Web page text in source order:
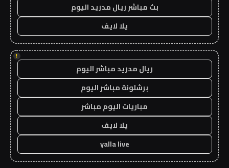
بث مباشر ريال مدريد اليوم
يلا لايف
!
ريال مدريد مباشر اليوم
برشلونة مباشر اليوم
مباريات اليوم مباشر
يلا لايف
yalla live